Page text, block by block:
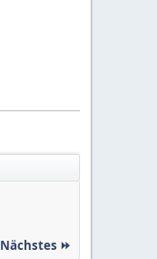
Nächstes ⏩